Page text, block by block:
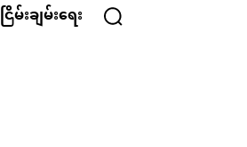
ငြိမ်းချမ်းရေး